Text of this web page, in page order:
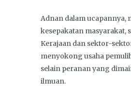
Adnan dalam ucapannya,
kesepakatan masyarakat,
Kerajaan dan sektor-
menyokong usaha
selain peranan yang
ilmuan.